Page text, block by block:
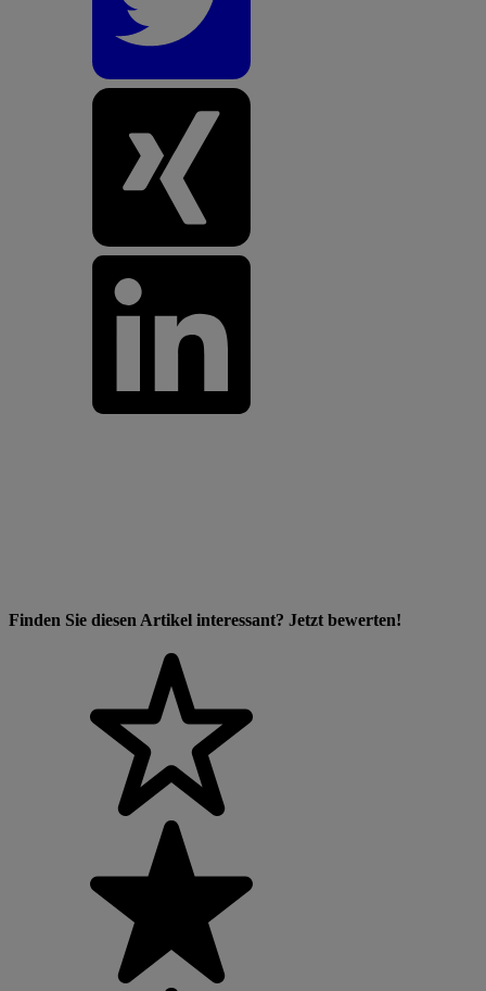
Finden Sie diesen Artikel interessant? Jetzt bewerten!